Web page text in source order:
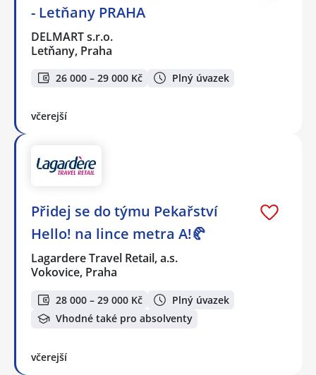
- Letňany PRAHA
DELMART s.r.o.
Letňany, Praha
26 000 – 29 000 Kč Plný úvazek
včerejší
Přidej se do týmu Pekařství
Hello! na lince metra A!🥐
Lagardere Travel Retail, a.s.
Vokovice, Praha
28 000 – 29 000 Kč
Plný úvazek
Vhodné také pro absolventy
včerejší